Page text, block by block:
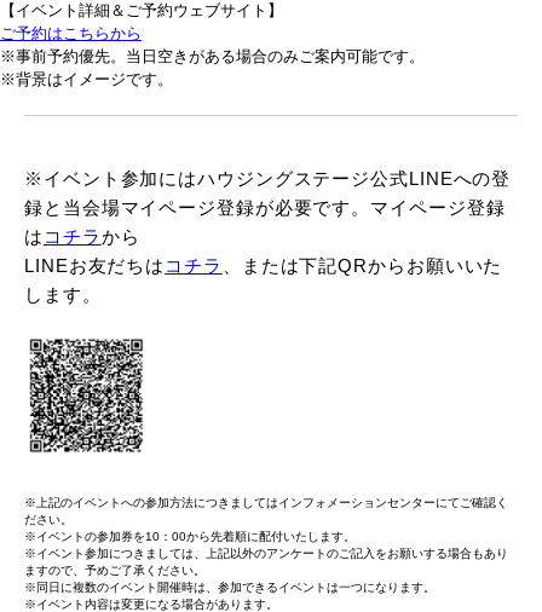
【イベント詳細＆ご予約ウェブサイト】
ご予約はこちらから
※事前予約優先。当日空きがある場合のみご案内可能です。
※背景はイメージです。
※イベント参加にはハウジングステージ公式LINEへの登
録と当会場マイページ登録が必要です。マイページ登録
は コチラから
LINEお友だちは コチラ
、または下記QRからお願いいた
します。
※上記のイベントへの参加方法につきましてはインフォメーションセンターにてご確認く
ださい。
※イベントの参加券を10：00から先着順に配付いたします。
※イベント参加につきましては、上記以外のアンケートのご記入をお願いする場合もあり
ますので、予めご了承ください。
※同日に複数のイベント開催時は、参加できるイベントは一つになります。
※イベント内容は変更になる場合があります。